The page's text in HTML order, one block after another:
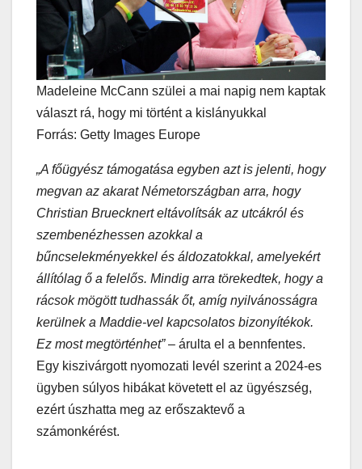
Madeleine McCann szülei a mai napig nem kaptak
választ rá, hogy mi történt a kislányukkal
Forrás: Getty Images Europe
„A főügyész támogatása egyben azt is jelenti, hogy
megvan az akarat Németországban arra, hogy
Christian Bruecknert eltávolítsák az utcákról és
szembenézhessen azokkal a
bűncselekményekkel és áldozatokkal, amelyekért
állítólag ő a felelős. Mindig arra törekedtek, hogy a
rácsok mögött tudhassák őt, amíg nyilvánosságra
kerülnek a Maddie-vel kapcsolatos bizonyítékok.
Ez most megtörténhet”– árulta el a bennfentes.
Egy kiszivárgott nyomozati levél szerint a 2024-es
ügyben súlyos hibákat követett el az ügyészség,
ezért úszhatta meg az erőszaktevő a
számonkérést.